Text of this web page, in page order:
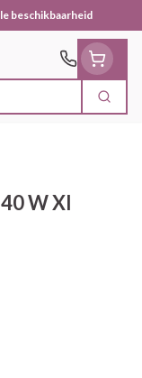
beschikbaarheid
Zoek
W Xl